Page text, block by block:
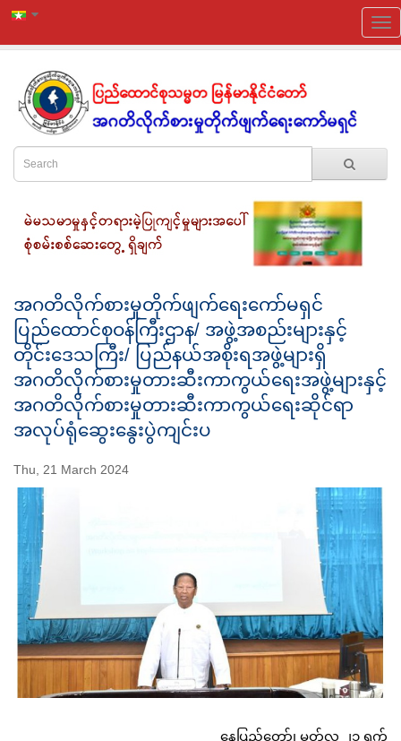
အဂတိလိုက်စားမှုတိုက်ဖျက်ရေးကော်မရှင်
ပြည်ထောင်စုဝန်ကြီးဌာန/ အဖွဲ့အစည်းများနှင့်
တိုင်းဒေသကြီး/ ပြည်နယ်အစိုးရအဖွဲ့များရှိ
အဂတိလိုက်စားမှုတားဆီးကာကွယ်ရေးအဖွဲ့များနှင့်
အဂတိလိုက်စားမှုတားဆီးကာကွယ်ရေးဆိုင်ရာ
အလုပ်ရုံဆွေးနွေးပွဲကျင်းပ
Thu, 21 March 2024
နေပြည်တော်၊ မတ်လ ၂၁ ရက်